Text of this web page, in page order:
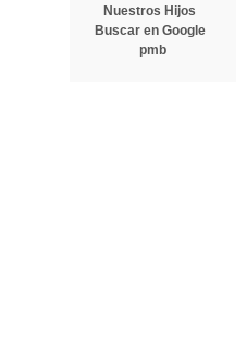
Nuestros Hijos
Buscar en Google
pmb